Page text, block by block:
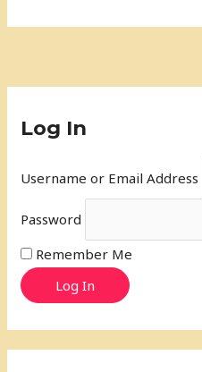
Log In
Username or Email Address
Password
Remember Me
Log In